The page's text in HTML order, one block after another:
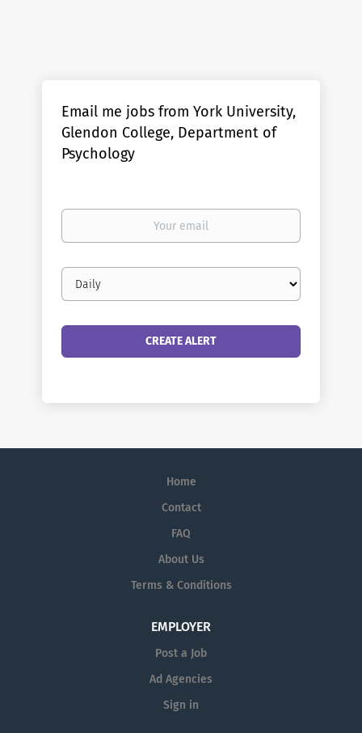
Email me jobs from York University,
Glendon College, Department of
Psychology
Your
Email
frequency
Home
Contact
FAQ
About Us
Terms & Conditions
EMPLOYER
Post a Job
Ad Agencies
Sign in